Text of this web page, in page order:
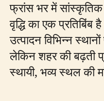
फ्रांस भर में सांस्कृतिक
वृद्धि का एक प्रतिबिंब
उत्पादन विभिन्न
लेकिन शहर की बढ़ती
स्थायी, भव्य स्थल की